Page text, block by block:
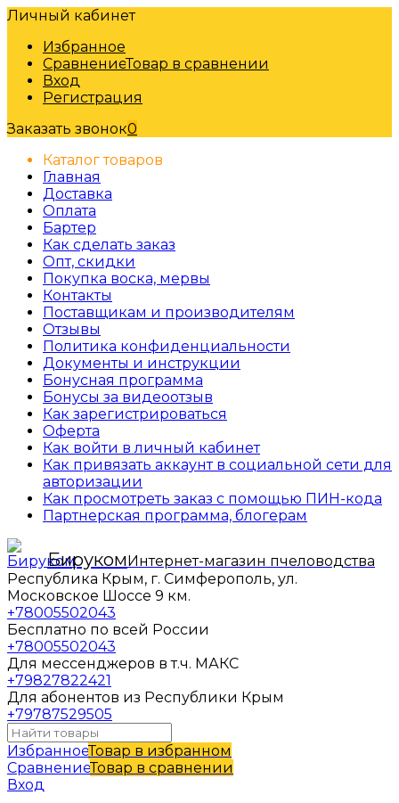
Личный кабинет
Избранное
СравнениеТовар в сравнении
Вход
Регистрация
Заказать звонок0
Каталог товаров
Главная
Доставка
Оплата
Бартер
Как сделать заказ
Опт, скидки
Покупка воска, мервы
Контакты
Поставщикам и производителям
Отзывы
Политика конфиденциальности
Документы и инструкции
Бонусная программа
Бонусы за видеоотзыв
Как зарегистрироваться
Оферта
Как войти в личный кабинет
Как привязать аккаунт в социальной сети для
авторизации
Как просмотреть заказ с помощью ПИН-кода
Партнерская программа, блогерам
БирукомИнтернет-магазин пчеловодства
Республика Крым, г. Симферополь, ул.
Московское Шоссе 9 км.
+78005502043
Бесплатно по всей России
+78005502043
Для мессенджеров в т.ч. МАКС
+79827822421
Для абонентов из Республики Крым
+79787529505
ИзбранноеТовар в избранном
СравнениеТовар в сравнении
Вход